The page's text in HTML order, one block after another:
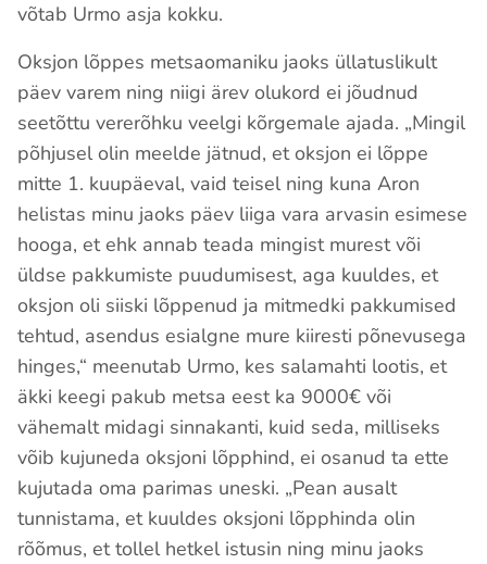
võtab Urmo asja kokku.
Oksjon lõppes metsaomaniku jaoks üllatuslikult
päev varem ning niigi ärev olukord ei jõudnud
seetõttu vererõhku veelgi kõrgemale ajada. „Mingil
põhjusel olin meelde jätnud, et oksjon ei lõppe
mitte 1. kuupäeval, vaid teisel ning kuna Aron
helistas minu jaoks päev liiga vara arvasin esimese
hooga, et ehk annab teada mingist murest või
üldse pakkumiste puudumisest, aga kuuldes, et
oksjon oli siiski lõppenud ja mitmedki pakkumised
tehtud, asendus esialgne mure kiiresti põnevusega
hinges,“ meenutab Urmo, kes salamahti lootis, et
äkki keegi pakub metsa eest ka 9000€ või
vähemalt midagi sinnakanti, kuid seda, milliseks
võib kujuneda oksjoni lõpphind, ei osanud ta ette
kujutada oma parimas uneski. „Pean ausalt
tunnistama, et kuuldes oksjoni lõpphinda olin
rõõmus, et tollel hetkel istusin ning minu jaoks